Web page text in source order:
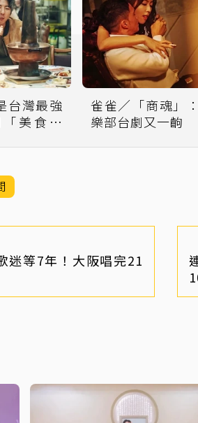
台灣最強
美食無
雀雀／「商魂」
樂部台劇又一齣
迷等7年！大阪唱完21